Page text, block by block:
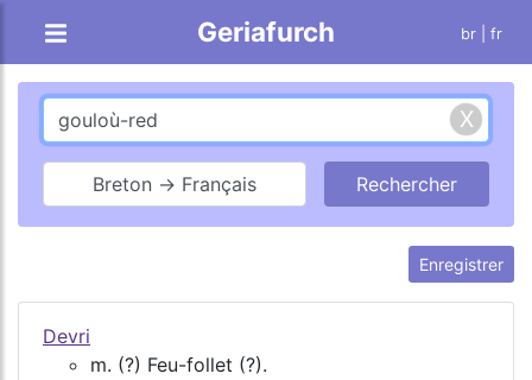
Geriafurch br | fr
Breton → Français
Enregistrer
Devri
m. (?) Feu-follet (?).